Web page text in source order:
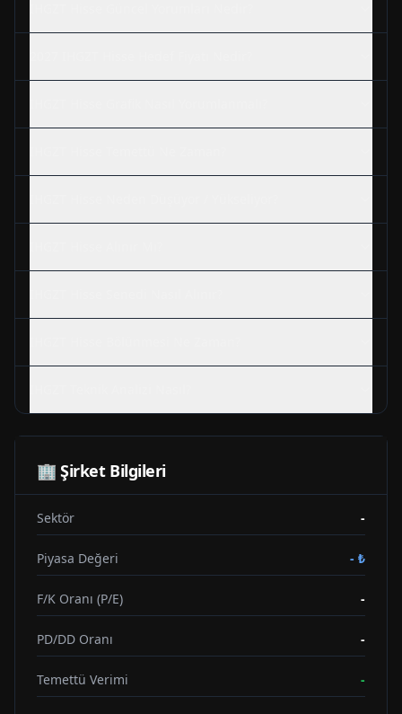
🏢 Şirket Bilgileri
Sektör -
Piyasa Değeri - ₺
F/K Oranı (P/E) -
PD/DD Oranı -
Temettü Verimi -